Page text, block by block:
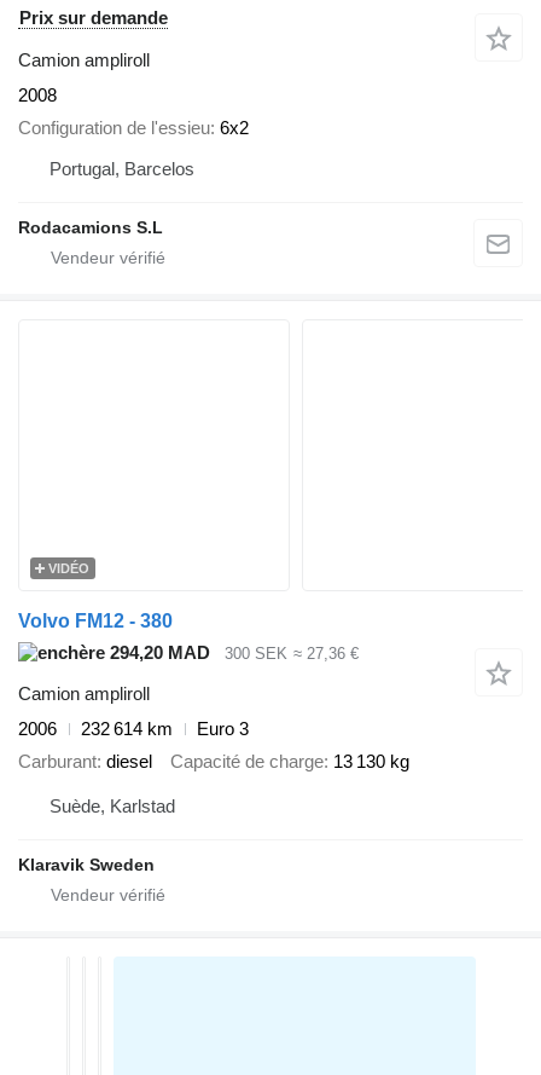
Prix sur demande
Camion ampliroll
2008
Configuration de l'essieu 6x2
Portugal, Barcelos
Rodacamions S.L
VIDÉO
Volvo FM12 - 380
294,20 MAD
300 SEK ≈ 27,36 €
Camion ampliroll
2006
232 614 km
Euro 3
Carburant diesel Capacité de charge 13 130 kg
Suède, Karlstad
Klaravik Sweden